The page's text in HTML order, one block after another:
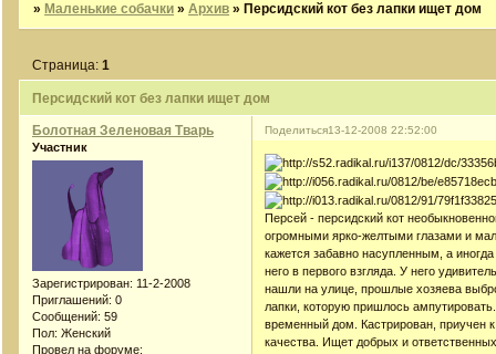
» Маленькие собачки »Архив » Персидский кот без лапки ищет дом
Персидский кот без лапки ищет дом
Страница:1
Поделиться13-12-2008 22:52:00
Болотная Зеленовая Тварь
Участник
Зарегистрирован: 11-2-2008
Приглашений: 0
Сообщений: 59
Пол: Женский
Провел на форуме:
Персей - персидский кот
огромными ярко-желтыми глазами и
кажется забавно насупленным, а
него в первого взгляда. У него
нашли на улице, прошлые хозяева
лапки, которую пришлось
временный дом. Кастрирован, приучен
качества. Ищет добрых и